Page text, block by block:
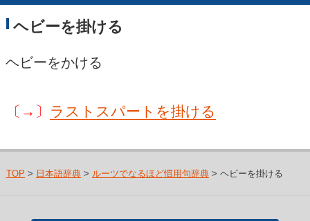
ヘビーを掛ける
ヘビーをかける
〔→〕 ラストスパートを掛ける
TOP > 日本語辞典> ルーツでなるほど慣用句辞典> ヘビーを掛ける